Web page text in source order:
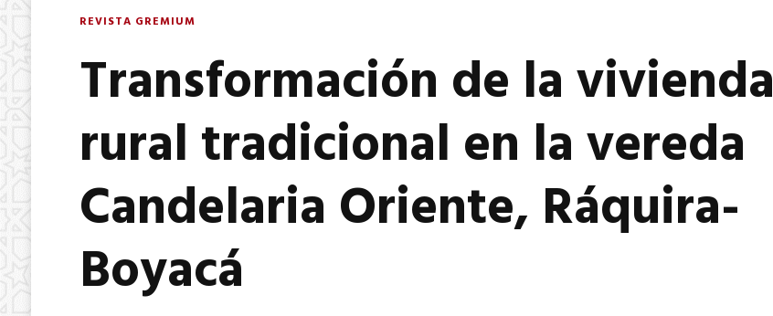
REVISTA GREMIUM
Transformación de la vivienda
rural tradicional en la vereda
Candelaria Oriente, Ráquira-
Boyacá